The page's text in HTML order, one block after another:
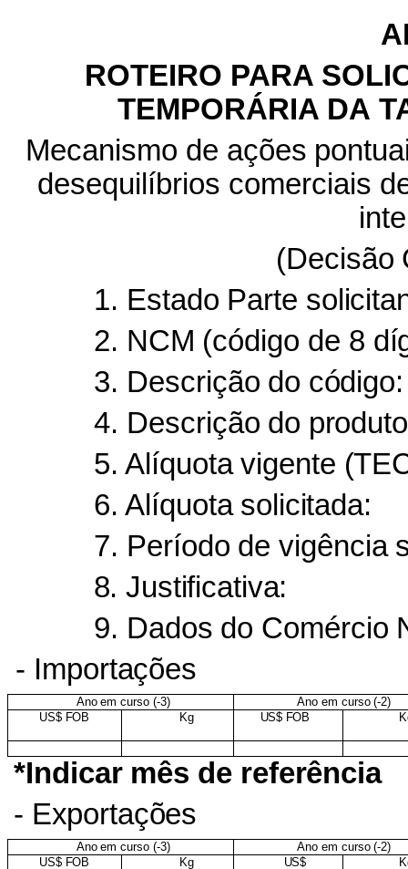
ROTEIRO PARA
TEMPORÁRIA DA
Mecanismo de ações
desequilíbrios comerciais
(Decisão
1. Estado Parte
2. NCM (código de 8
3. Descrição do código:
4. Descrição do
5. Alíquota vigente
6. Alíquota solicitada:
7. Período de vigência
8. Justificativa:
9. Dados do Comércio
- Importações
Ano em curso (-3) Ano em curso (-2)
US$ FOB Kg US$ FOB
*Indicar mês de referência
- Exportações
Ano em curso (-3) Ano em curso (-2)
US$ FOB Kg
US$